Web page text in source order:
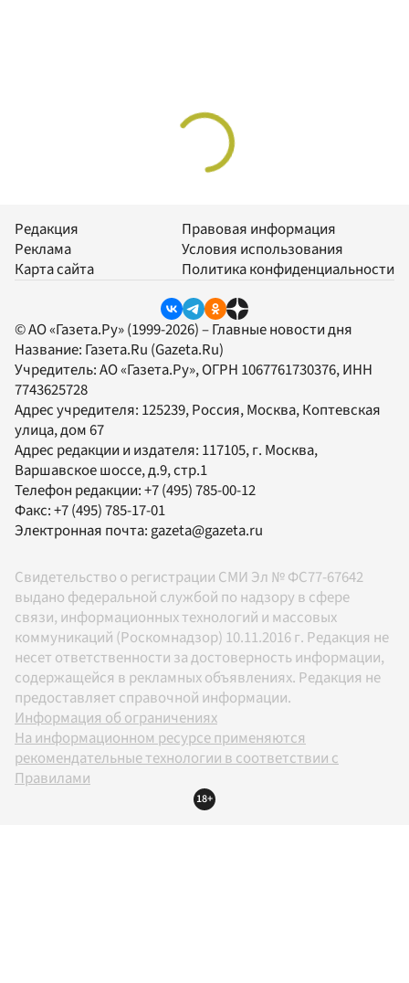
Редакция
Реклама
Карта сайта
Правовая информация
Условия использования
Политика конфиденциальности
© АО «Газета.Ру» (1999-2026) – Главные новости дня
Название: Газета.Ru (Gazeta.Ru)
Учредитель:АО «Газета.Ру», ОГРН 1067761730376, ИНН
7743625728
Адрес учредителя: 125239, Россия, Москва, Коптевская
улица, дом 67
Адрес редакции и издателя: 117105, г. Москва,
Варшавское шоссе, д.9, стр.1
Телефон редакции:+7 (495) 785-00-12
Факс:+7 (495) 785-17-01
Электронная почта:gazeta@gazeta.ru
Свидетельство о регистрации СМИ Эл № ФС77-67642
выдано федеральной службой по надзору в сфере
связи, информационных технологий и массовых
коммуникаций (Роскомнадзор) 10.11.2016 г. Редакция не
несет ответственности за достоверность информации,
содержащейся в рекламных объявлениях. Редакция не
предоставляет справочной информации.
Информация об ограничениях
На информационном ресурсе применяются
рекомендательные технологии в соответствии с
Правилами
18+